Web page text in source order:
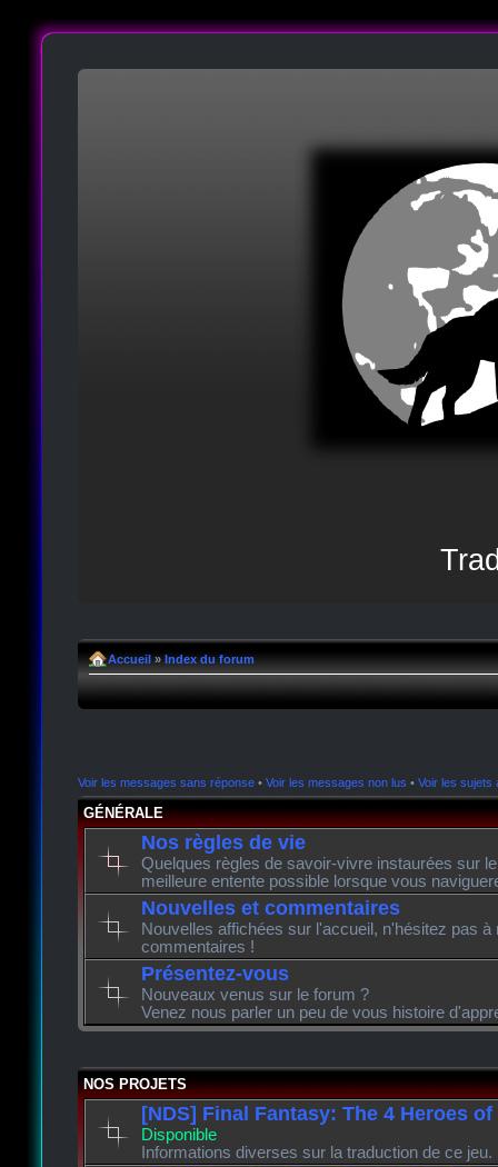
Accueil » Index du forum
Voir les messages sans réponse • Voir les messages non lus • Voir les sujets
GÉNÉRALE
Nos règles de vie
Quelques règles de savoir-vivre instaurées sur
meilleure entente possible lorsque vous
Nouvelles et commentaires
Nouvelles affichées sur l'accueil, n'hésitez pas à
commentaires !
Présentez-vous
Nouveaux venus sur le forum ?
Venez nous parler un peu de vous histoire
NOS PROJETS
[NDS] Final Fantasy: The 4 Heroes
Disponible
Informations diverses sur la traduction de ce jeu.